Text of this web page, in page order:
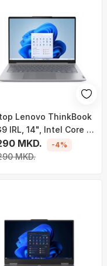
Lenovo ThinkBook
IRL, 14", Intel Core 5
16GB RAM, 512GB
Intel UHD Graphics Xe
MKD.
MKD.
-4%